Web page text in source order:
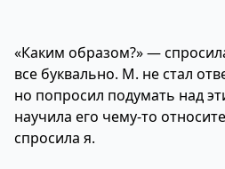
«Каким образом?» —
все буквально. М. не стал
но попросил подумать над
научила его чему-то
спросила я.